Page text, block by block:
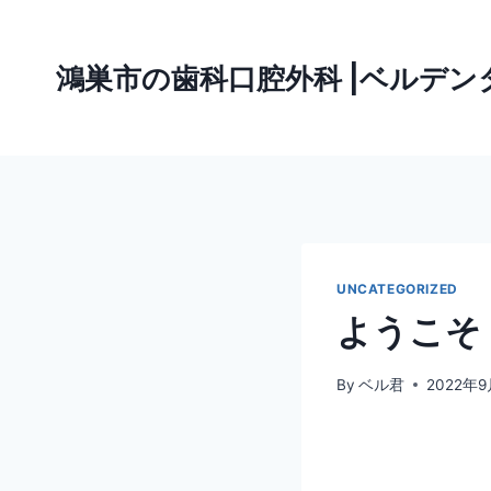
鴻巣市の歯科口腔外科 |ベルデン
UNCATEGORIZED
ようこ
By ベル君 2022年9